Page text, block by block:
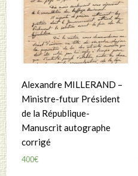
Alexandre MILLERAND –
Ministre-futur Président
de la République-
Manuscrit autographe
corrigé
400€